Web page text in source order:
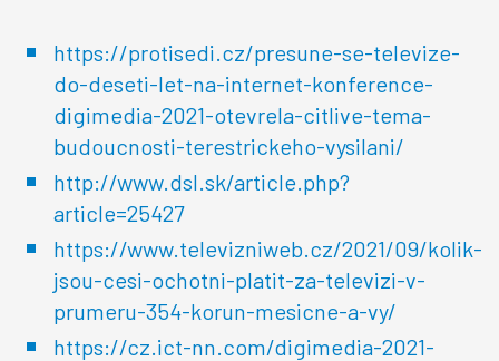
https://protisedi.cz/presune-se-televize-
do-deseti-let-na-internet-konference-
digimedia-2021-otevrela-citlive-tema-
budoucnosti-terestrickeho-vysilani/
http://www.dsl.sk/article.php?
article=25427
https://www.televizniweb.cz/2021/09/kolik-
jsou-cesi-ochotni-platit-za-televizi-v-
prumeru-354-korun-mesicne-a-vy/
https://cz.ict-nn.com/digimedia-2021-